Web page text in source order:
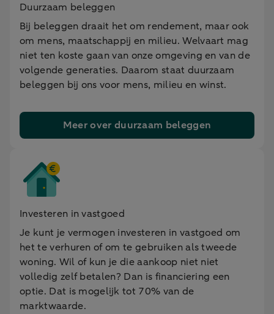
Duurzaam beleggen
Bij beleggen draait het om rendement, maar ook
om mens, maatschappij en milieu. Welvaart mag
niet ten koste gaan van onze omgeving en van de
volgende generaties. Daarom staat duurzaam
beleggen bij ons voor mens, milieu en winst.
Meer over duurzaam beleggen
Investeren in vastgoed
Je kunt je vermogen investeren in vastgoed om
het te verhuren of om te gebruiken als tweede
woning. Wil of kun je die aankoop niet niet
volledig zelf betalen? Dan is financiering een
optie. Dat is mogelijk tot 70% van de
marktwaarde.